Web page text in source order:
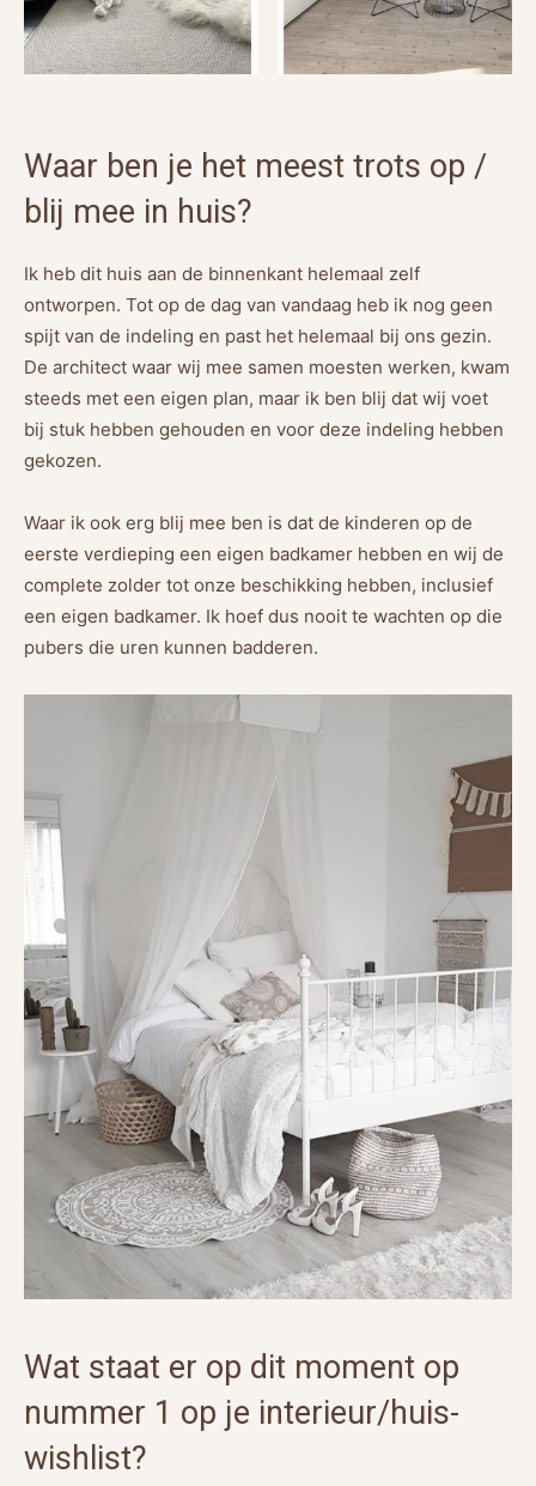
Waar ben je het meest trots op /
blij mee in huis?
Ik heb dit huis aan de binnenkant helemaal zelf
ontworpen. Tot op de dag van vandaag heb ik nog geen
spijt van de indeling en past het helemaal bij ons gezin.
De architect waar wij mee samen moesten werken, kwam
steeds met een eigen plan, maar ik ben blij dat wij voet
bij stuk hebben gehouden en voor deze indeling hebben
gekozen.
Waar ik ook erg blij mee ben is dat de kinderen op de
eerste verdieping een eigen badkamer hebben en wij de
complete zolder tot onze beschikking hebben, inclusief
een eigen badkamer. Ik hoef dus nooit te wachten op die
pubers die uren kunnen badderen.
Wat staat er op dit moment op
nummer 1 op je interieur/huis-
wishlist?